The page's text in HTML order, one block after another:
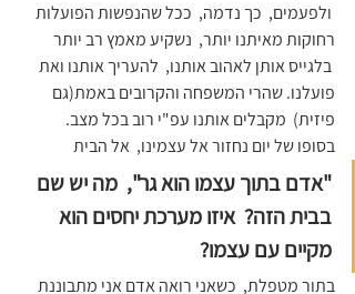
ולפעמים,  כך נדמה,  ככל שהנפשות הפועלות
רחוקות מאיתנו יותר,  נשקיע מאמץ רב יותר
בלגייס אותן לאהוב אותנו,  להעריך אותנו ואת
פועלנו. שהרי המשפחה והקרובים באמת(גם
פיזית)  מקבלים אותנו עפ"י רוב בכל מצב.
בסופו של יום נחזור אל עצמינו,  אל הבית
"אדם בתוך עצמו הוא גר",  מה יש שם
בבית הזה?  איזו מערכת יחסים הוא
מקיים עם עצמו?
בתור מטפלת,  כשאני רואה אדם אני מתבוננת